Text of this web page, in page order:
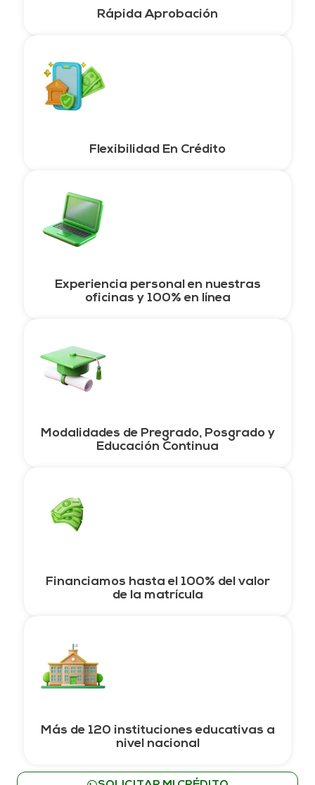
Rápida Aprobación
Flexibilidad En Crédito
Experiencia personal en nuestras
oficinas y 100% en línea
Modalidades de Pregrado, Posgrado y
Educación Continua
Financiamos hasta el 100% del valor
de la matrícula
Más de 120 instituciones educativas a
nivel nacional